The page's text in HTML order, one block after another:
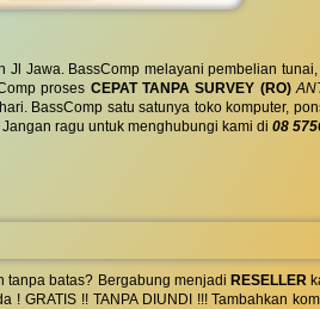
Jawa. BassComp melayani pembelian
proses CEPAT TANPA SURVEY (RO)
BassComp satu satunya toko komputer,
ragu untuk menghubungi kami di 08
tanpa batas? Bergabung menjadi RESELLER
! GRATIS !! TANPA DIUNDI !!! Tambahkan